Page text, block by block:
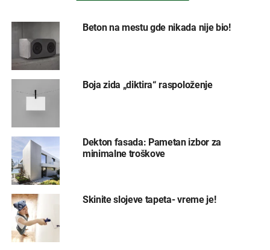
Beton na mestu gde nikada nije bio!
Boja zida „diktira“ raspoloženje
Dekton fasada: Pametan izbor za
minimalne troškove
Skinite slojeve tapeta- vreme je!